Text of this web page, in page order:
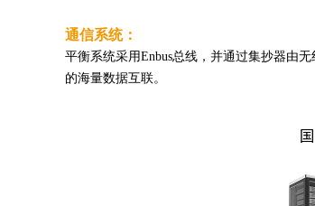
通信系统：
平衡系统采用Enbus总线，并通过集抄器由
的海量数据互联。